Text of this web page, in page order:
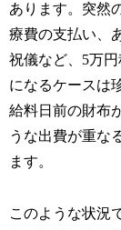
あります。突然
療費の支払い、
祝儀など、5万
になるケースは
給料日前の財布
うな出費が重な
ます。
このような状況